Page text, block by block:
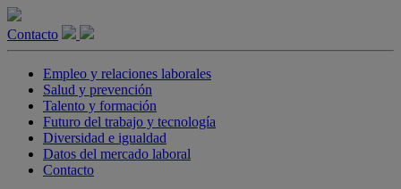
Contacto
Empleo y relaciones laborales
Salud y prevención
Talento y formación
Futuro del trabajo y tecnología
Diversidad e igualdad
Datos del mercado laboral
Contacto